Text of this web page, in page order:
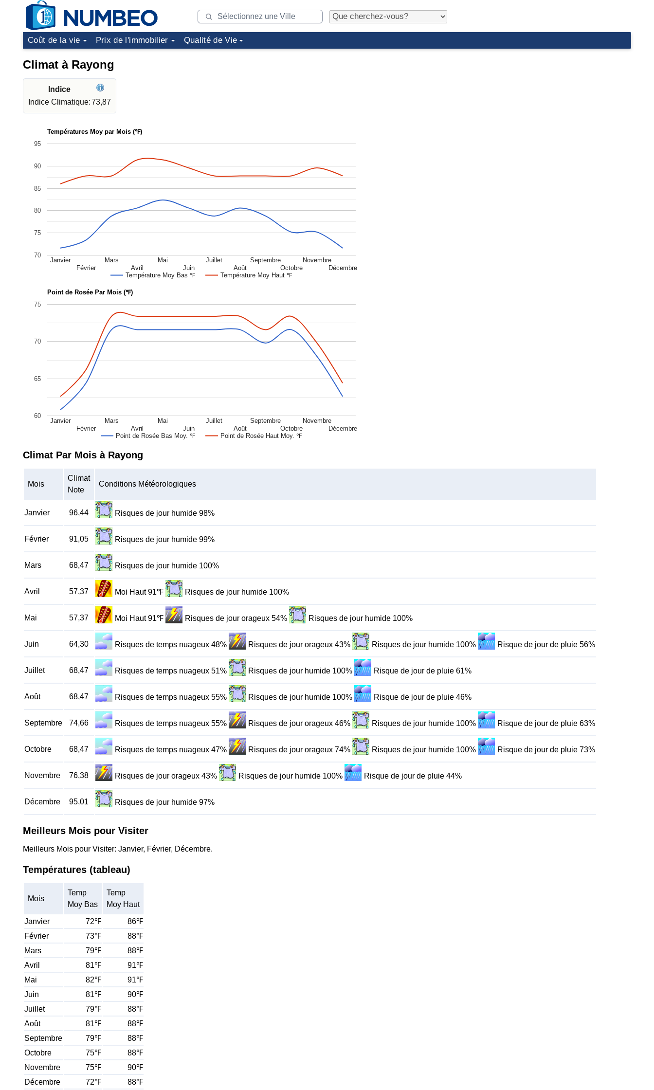
Coût de la vie Prix de l'immobilier Qualité de Vie
Climat à Rayong
Indice
Indice Climatique:73,87
Températures Moy par Mois (℉)
Température Moy Bas ℉ Température Moy Haut ℉
Janvier
Février
Mars
Avril
Mai
Juin
Juillet
Août
Septembre
Octobre
Novembre
Décembre
70
75
80
85
90
95
Point de Rosée Par Mois (℉)
Point de Rosée Bas Moy. ℉ Point de Rosée Haut Moy. ℉
Janvier
Février
Mars
Avril
Mai
Juin
Juillet
Août
Septembre
Octobre
Novembre
Décembre
60
65
70
75
Climat Par Mois à Rayong
Mois
Climat
Note
Conditions Météorologiques
Janvier 96,44 Risques de jour humide 98%
Février 91,05 Risques de jour humide 99%
Mars 68,47 Risques de jour humide 100%
Avril 57,37 Moi Haut 91℉ Risques de jour humide 100%
Mai 57,37 Moi Haut 91℉ Risques de jour orageux 54% Risques de jour humide 100%
Juin 64,30 Risques de temps nuageux 48% Risques de jour orageux 43% Risques de jour humide 100% Risque de jour de pluie 56%
Juillet 68,47 Risques de temps nuageux 51% Risques de jour humide 100% Risque de jour de pluie 61%
Août 68,47 Risques de temps nuageux 55% Risques de jour humide 100% Risque de jour de pluie 46%
Septembre 74,66 Risques de temps nuageux 55% Risques de jour orageux 46% Risques de jour humide 100% Risque de jour de pluie 63%
Octobre 68,47 Risques de temps nuageux 47% Risques de jour orageux 74% Risques de jour humide 100% Risque de jour de pluie 73%
Novembre 76,38 Risques de jour orageux 43% Risques de jour humide 100% Risque de jour de pluie 44%
Décembre 95,01 Risques de jour humide 97%
Meilleurs Mois pour Visiter
Meilleurs Mois pour Visiter: Janvier, Février, Décembre.
Températures (tableau)
Mois
Temp
Moy Bas
Temp
Moy Haut
Janvier 72℉
86℉
Février
73℉
88℉
Mars
79℉
88℉
Avril
81℉
91℉
Mai
82℉
91℉
Juin
81℉
90℉
Juillet
79℉
88℉
Août
81℉
88℉
Septembre
79℉
88℉
Octobre
75℉
88℉
Novembre
75℉
90℉
Décembre
72℉ 88℉